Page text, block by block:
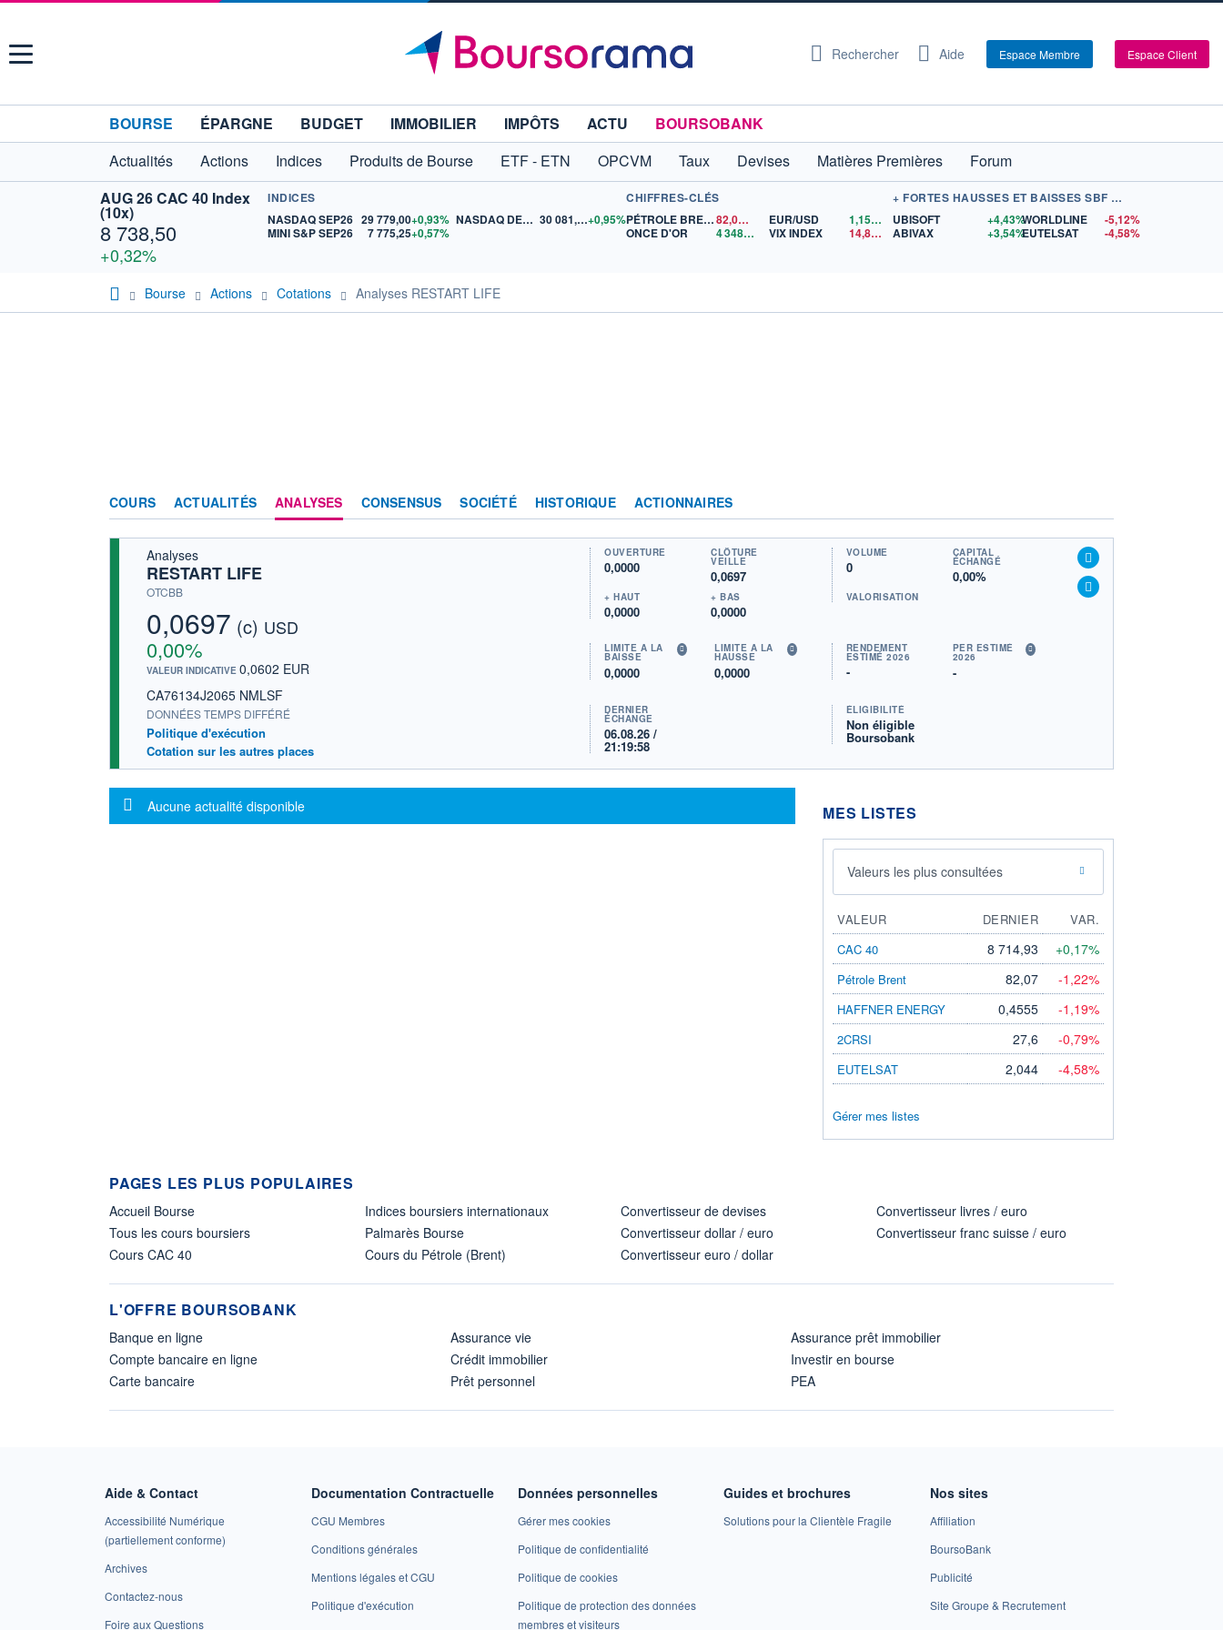
Menu Rechercher Aide Espace Membre Espace Client
BOURSE ÉPARGNE BUDGET IMMOBILIER IMPÔTS ACTU
BOURSOBANK
Actualités
Actions Indices Produits de Bourse ETF - ETN OPCVM Taux Devises Matières Premières
Forum
AUG 26 CAC 40 Index
(10x)
8 738,50
+0,32%
INDICES
NASDAQ SEP26 29 779,00+0,93%
MINI S&P SEP26
7 775,25+0,57%
NASDAQ DEC26 30 081,00+0,95%
CHIFFRES-CLÉS
PÉTROLE BRENT
82,08$US
ONCE D'OR
4 348,31 $US
EUR/USD 1,1568
$US
VIX INDEX
14,84$US
+ FORTES HAUSSES ET BAISSES SBF 120
UBISOFT
+4,43%
ABIVAX
+3,54%
WORLDLINE
-5,12%
EUTELSAT
-4,58%
Bourse Actions Cotations Analyses RESTART LIFE
COURS ACTUALITÉS ANALYSES CONSENSUS SOCIÉTÉ HISTORIQUE ACTIONNAIRES
Analyses
RESTART LIFE
OTCBB
0,0697 (c) USD
0,00%
VALEUR INDICATIVE 0,0602 EUR
CA76134J2065 NMLSF
DONNÉES TEMPS DIFFÉRÉ
Politique d'exécution
Cotation sur les autres places
OUVERTURE
0,0000
CLÔTURE
VEILLE
0,0697
+ HAUT
0,0000
+ BAS
0,0000
VOLUME
0
CAPITAL
ÉCHANGÉ
0,00%
VALORISATION
LIMITE À LA
BAISSE
0,0000
LIMITE À LA
HAUSSE
0,0000
RENDEMENT
ESTIMÉ 2026
-
PER ESTIMÉ
2026
-
DERNIER
ÉCHANGE
06.08.26 /
21:19:58
ÉLIGIBILITÉ
Non éligible
Boursobank
Message d'information
Aucune actualité disponible MES LISTES
Valeurs les plus consultées
VALEUR DERNIER
VAR.
CAC 40
8 714,93 +0,17%
Pétrole Brent 82,07 -1,22%
HAFFNER ENERGY 0,4555 -1,19%
2CRSI 27,6 -0,79%
EUTELSAT 2,044 -4,58%
Gérer mes listes
PAGES LES PLUS POPULAIRES
Accueil Bourse
Tous les cours boursiers
Cours CAC 40
Indices boursiers internationaux
Palmarès Bourse
Cours du Pétrole (Brent)
Convertisseur de devises
Convertisseur dollar / euro
Convertisseur euro / dollar
Convertisseur livres / euro
Convertisseur franc suisse / euro
L'OFFRE BOURSOBANK
Banque en ligne
Compte bancaire en ligne
Carte bancaire
Assurance vie
Crédit immobilier
Prêt personnel
Assurance prêt immobilier
Investir en bourse
PEA
Aide & Contact
Accessibilité Numérique
(partiellement conforme)
Archives
Contactez-nous
Foire aux Questions
Documentation Contractuelle
CGU Membres
Conditions générales
Mentions légales et CGU
Politique d'exécution
Données personnelles
Gérer mes cookies
Politique de confidentialité
Politique de cookies
Politique de protection des données
membres et visiteurs
Guides et brochures
Solutions pour la Clientèle Fragile
Nos sites
Affiliation
BoursoBank
Publicité
Site Groupe & Recrutement